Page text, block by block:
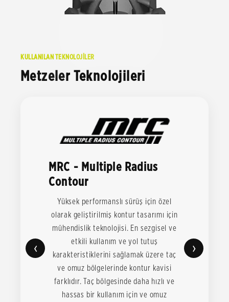
KULLANILAN TEKNOLOJİLER
Metzeler Teknolojileri
‹
MRC - Multiple Radius
Contour
Yüksek performanslı sürüş için özel
olarak geliştirilmiş kontur tasarımı için
mühendislik teknolojisi. En sezgisel ve
etkili kullanım ve yol tutuş
karakteristiklerini sağlamak üzere taç
ve omuz bölgelerinde kontur kavisi
farklıdır. Taç bölgesinde daha hızlı ve
hassas bir kullanım için ve omuz
›